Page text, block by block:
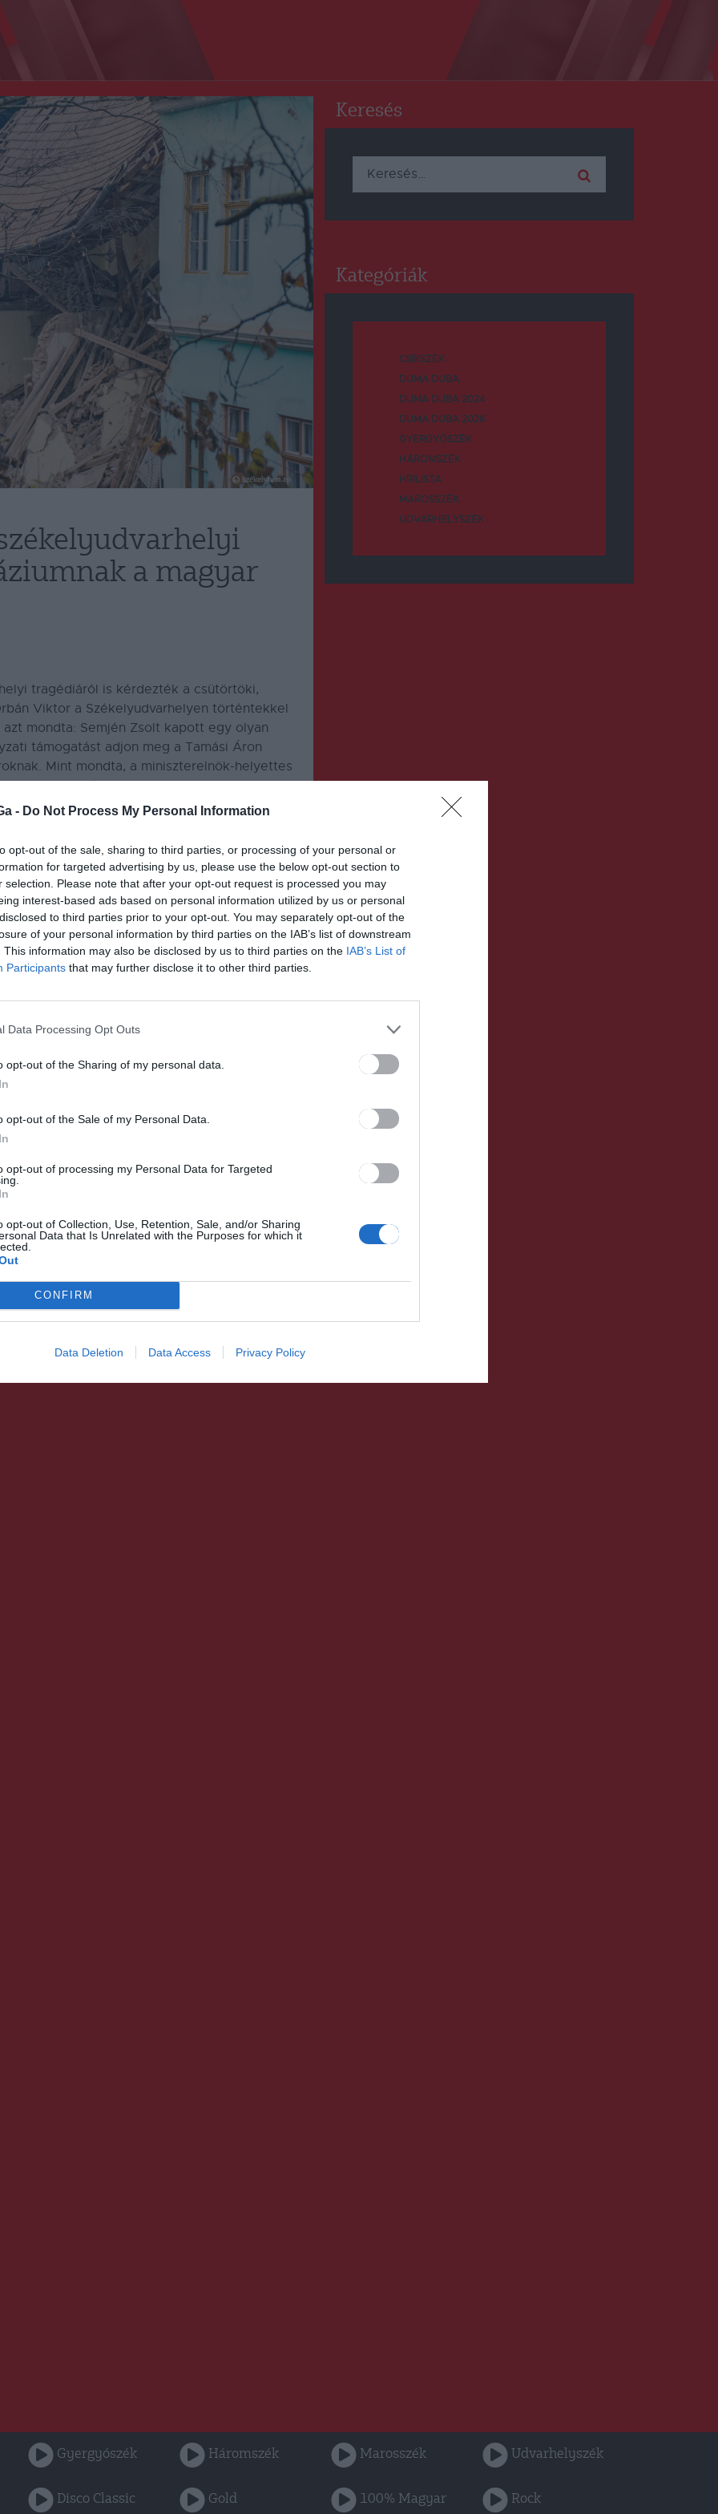
- Do Not Process My Personal Information
opt-out of the sale, sharing to third parties, or processing of your personal or
for targeted advertising by us, please use the below opt-out section to
selection. Please note that after your opt-out request is processed you may
interest-based ads based on personal information utilized by us or personal
to third parties prior to your opt-out. You may separately opt-out of the
of your personal information by third parties on the IAB’s list of downstream
This information may also be disclosed by us to third parties on the IAB’s List of
Participants that may further disclose it to other third parties.
Data Processing Opt Outs
opt-out of the Sharing of my personal data.
opt-out of the Sale of my Personal Data.
opt-out of processing my Personal Data for Targeted
opt-out of Collection, Use, Retention, Sale, and/or Sharing
Data that Is Unrelated with the Purposes for which it
CONFIRM
Data Deletion Data Access Privacy Policy
a magyar
tragédiáról is kérdezték a csütörtöki,
Viktor a Székelyudvarhelyen történtekkel
mondta: Semjén Zsolt kapott egy olyan
támogatást adjon meg a Tamási Áron
Mint mondta, a miniszterelnök-helyettes
fog tudni számolni.
KÖVETKEZŐ BEJEGYZÉS
Gyorssegélyről döntött a
kormány
Székelyudvarhelyen idén is a
emlékezőket
Keresés
Keresés:
Kategóriák
CSÍKSZÉK
DUMA DUBA
DUMA DUBA 2024
DUMA DUBA 2026
GYERGYÓSZÉK
HÁROMSZÉK
HÍRLISTA
MAROSSZÉK
UDVARHELYSZÉK
Gyergyószék Háromszék Marosszék Udvarhelyszék
Disco Classic Gold 100% Magyar Rock